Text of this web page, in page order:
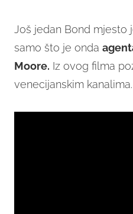
Još jedan Bond mjesto
samo što je onda
Moore. Iz ovog filma
venecijanskim kanalima.